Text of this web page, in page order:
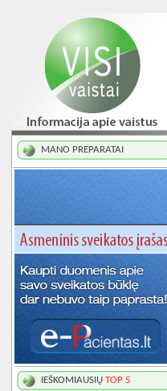
MANO PREPARATAI
IEŠKOMIAUSIŲ TOP 5